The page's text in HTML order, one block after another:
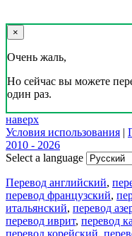
Цифровая эволюция
CAT-систему
18 февраля 2026
посвященный
для представителей
провела Наталья
Поделиться переводом